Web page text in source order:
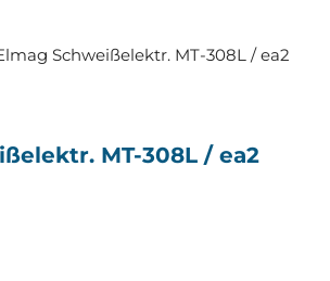
Schweißelektr. MT-308L / ea2
MT-308L / ea2